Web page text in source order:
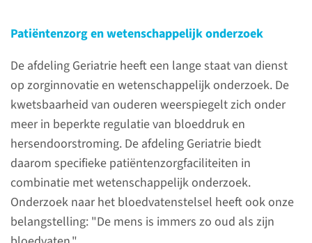
Patiëntenzorg en wetenschappelijk onderzoek
De afdeling Geriatrie heeft een lange staat van dienst
op zorginnovatie en wetenschappelijk onderzoek. De
kwetsbaarheid van ouderen weerspiegelt zich onder
meer in beperkte regulatie van bloeddruk en
hersendoorstroming. De afdeling Geriatrie biedt
daarom specifieke patiëntenzorgfaciliteiten in
combinatie met wetenschappelijk onderzoek.
Onderzoek naar het bloedvatenstelsel heeft ook onze
belangstelling: "De mens is immers zo oud als zijn
Polikliniek
024-366 50 50
Verpleegafdeling
024-366 82 82
contactformulier